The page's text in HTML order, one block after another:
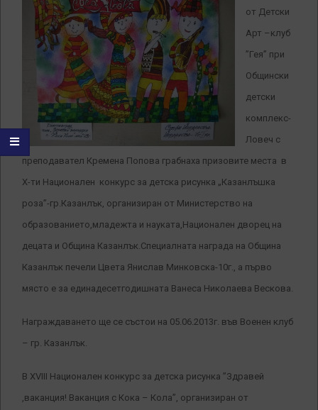
от Детски
Арт –клуб
”Гея” при
Общински
детски
комплекс-
Ловеч с
преподавател Кремена Попова грабнаха призовите места в
X-ти Национален конкурс за детска рисунка „Казанлъшка
роза”-гр.Казанлък, организиран от Министерство на
образованието,младежта и науката,Национален дворец на
децата и Община Казанлък.Специалната награда на Община
Казанлък печели Цвета Янислав Минковска-10г., а първо
място е за единадесетгодишната Ванеса Николаева Вескова.
Награждаването ще се състои на 05.06.2013г. във Военен клуб
– гр. Казанлък.
В XVIII Национален конкурс за детска рисунка ”Здравей
,ваканция! Ваканция с Кока – Кола”, организиран от